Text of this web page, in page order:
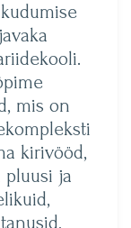
mis on
kirivööd,
ja